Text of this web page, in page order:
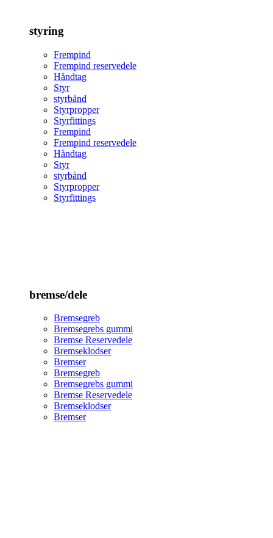
styring
Frempind
Frempind reservedele
Håndtag
Styr
styrbånd
Styrpropper
Styrfittings
Frempind
Frempind reservedele
Håndtag
Styr
styrbånd
Styrpropper
Styrfittings
bremse/dele
Bremsegreb
Bremsegrebs gummi
Bremse Reservedele
Bremseklodser
Bremser
Bremsegreb
Bremsegrebs gummi
Bremse Reservedele
Bremseklodser
Bremser